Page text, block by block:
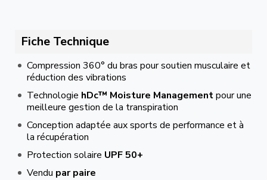
Fiche Technique
Compression 360° du bras pour soutien musculaire et
réduction des vibrations
Technologie hDc™ Moisture Managementpour une
meilleure gestion de la transpiration
Conception adaptée aux sports de performance et à
la récupération
Protection solaire UPF 50+
Vendu par paire